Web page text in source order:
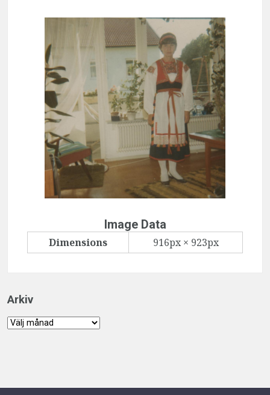
Image Data
Dimensions 916px × 923px
Arkiv
Arkiv